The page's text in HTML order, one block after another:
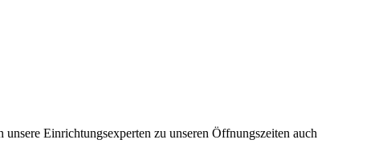
unsere Einrichtungsexperten zu unseren Öffnungszeiten auch